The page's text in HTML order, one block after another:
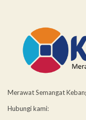
Merawat Semangat
Hubungi kami: